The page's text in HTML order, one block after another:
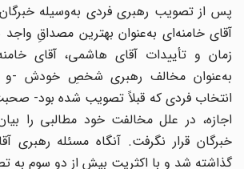
پس از تصویب رهبری فردی به‌وسیله‌
آقای خامنه‌‌ای به‌عنوان بهترین مصداقِ واجد
زمان و تأییدات آقای هاشمی، آقای
به‌عنوان مخالف رهبری شخصِ خودش -و
انتخاب فردی که قبلاً تصویب شده بود-
اجازه، در علل مخالفت خود مطالبی را بیان
خبرگان قرار نگرفت. آنگاه مسئله‌ رهبری
گذاشته شد و با اکثریت بیش از دو سوم به